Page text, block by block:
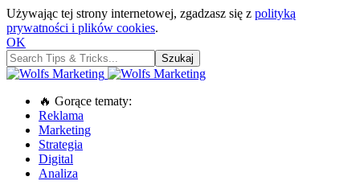
Używając tej strony internetowej, zgadzasz się z polityką
prywatności i plików cookies.
OK
🔥 Gorące tematy:
Reklama
Marketing
Strategia
Digital
Analiza